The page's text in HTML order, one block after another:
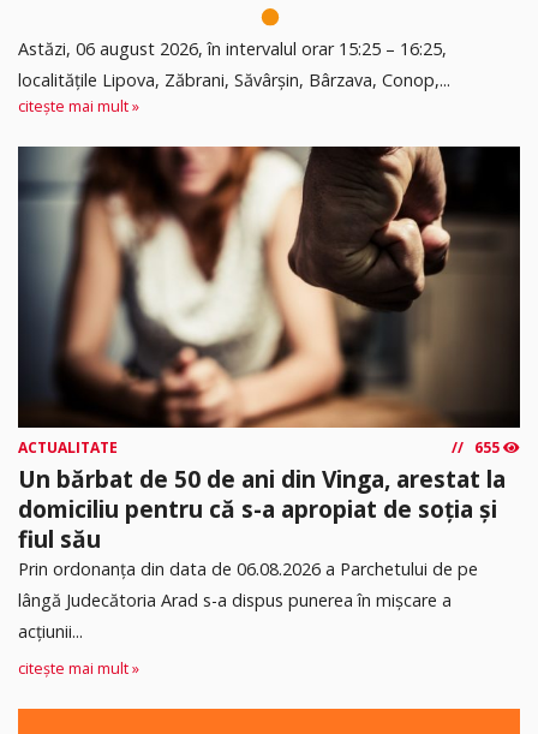
Astăzi, 06 august 2026, în intervalul orar 15:25 – 16:25,
localitățile Lipova, Zăbrani, Săvârșin, Bârzava, Conop,...
citește mai mult »
ACTUALITATE 655
Un bărbat de 50 de ani din Vinga, arestat la
domiciliu pentru că s-a apropiat de soția și
fiul său
Prin ordonanța din data de 06.08.2026 a Parchetului de pe
lângă Judecătoria Arad s-a dispus punerea în mişcare a
acţiunii...
citește mai mult »